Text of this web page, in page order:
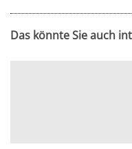
Das könnte Sie auch